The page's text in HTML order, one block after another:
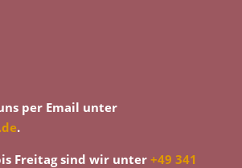
per Email unter
.
Freitag sind wir unter +49 341